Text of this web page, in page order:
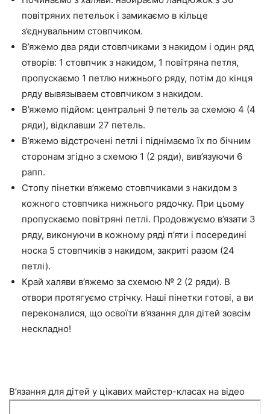
повітряних петельок і замикаємо в кільце
з’єднувальним стовпчиком.
В’яжемо два ряди стовпчиками з накидом і один ряд
отворів: 1 стовпчик з накидом, 1 повітряна петля,
пропускаємо 1 петлю нижнього ряду, потім до кінця
ряду вывязываем стовпчиком з накидом.
В’яжемо підйом: центральні 9 петель за схемою 4 (4
ряди), відклавши 27 петель.
В’яжемо відстрочені петлі і піднімаємо їх по бічним
сторонам згідно з схемою 1 (2 ряди), вив’язуючи 6
рапп.
Стопу пінетки в’яжемо стовпчиками з накидом з
кожного стовпчика нижнього рядочку. При цьому
пропускаємо повітряні петлі. Продовжуємо в’язати 3
ряду, виконуючи в кожному ряді п’яти і посередині
носка 5 стовпчиків з накидом, закриті разом (24
петлі).
Край халяви в’яжемо за схемою № 2 (2 ряди). В
отвори протягуємо стрічку. Наші пінетки готові, а ви
переконалися, що освоїти в’язання для дітей зовсім
нескладно!
В’язання для дітей у цікавих майстер-класах на відео